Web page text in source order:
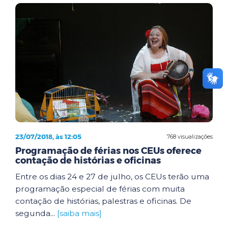
768 visualizações
23/07/2018, às 12:05
Programação de férias nos CEUs oferece
contação de histórias e oficinas
Entre os dias 24 e 27 de julho, os CEUs terão uma
programação especial de férias com muita
contação de histórias, palestras e oficinas. De
segunda... [saiba mais]